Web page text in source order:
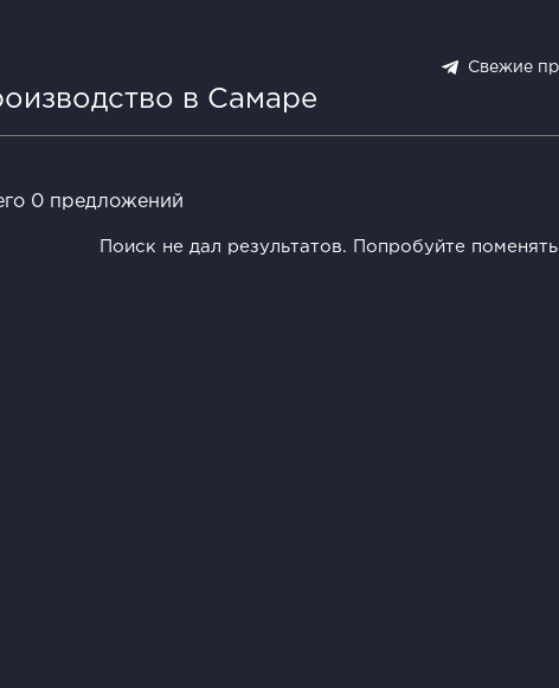
в Самаре
Свежие
0 предложений
Поиск не дал результатов. Попробуйте